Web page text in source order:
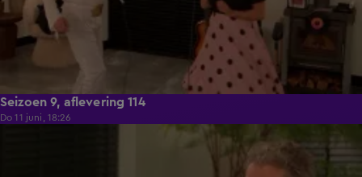
Seizoen 9, aflevering 114
Do 11 juni, 18:26